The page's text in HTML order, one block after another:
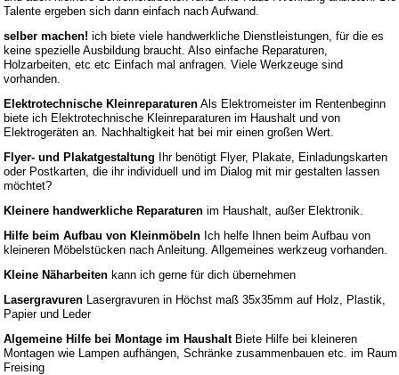
Talente ergeben sich dann einfach nach Aufwand.
selber machen! ich biete viele handwerkliche Dienstleistungen, für die es
keine spezielle Ausbildung braucht. Also einfache Reparaturen,
Holzarbeiten, etc etc Einfach mal anfragen. Viele Werkzeuge sind
vorhanden.
Elektrotechnische Kleinreparaturen Als Elektromeister im Rentenbeginn
biete ich Elektrotechnische Kleinreparaturen im Haushalt und von
Elektrogeräten an. Nachhaltigkeit hat bei mir einen großen Wert.
Flyer- und Plakatgestaltung Ihr benötigt Flyer, Plakate, Einladungskarten
oder Postkarten, die ihr individuell und im Dialog mit mir gestalten lassen
möchtet?
Kleinere handwerkliche Reparaturen im Haushalt, außer Elektronik.
Hilfe beim Aufbau von Kleinmöbeln Ich helfe Ihnen beim Aufbau von
kleineren Möbelstücken nach Anleitung. Allgemeines werkzeug vorhanden.
Kleine Näharbeiten kann ich gerne für dich übernehmen
Lasergravuren Lasergravuren in Höchst maß 35x35mm auf Holz, Plastik,
Papier und Leder
Algemeine Hilfe bei Montage im HaushaltBiete Hilfe bei kleineren
Montagen wie Lampen aufhängen, Schränke zusammenbauen etc. im Raum
Freising